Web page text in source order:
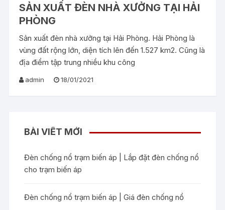
SẢN XUẤT ĐÈN NHÀ XƯỞNG TẠI HẢI
PHÒNG
Sản xuất đèn nhà xưởng tại Hải Phòng. Hải Phòng là
vùng đất rộng lớn, diện tích lên đến 1.527 km2. Cũng là
địa điểm tập trung nhiều khu công
admin 18/01/2021
BÀI VIẾT MỚI
Đèn chống nổ trạm biến áp | Lắp đặt đèn chống nổ
cho trạm biến áp
Đèn chống nổ trạm biến áp | Giá đèn chống nổ